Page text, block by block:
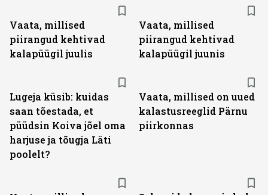
Vaata, millised
piirangud kehtivad
kalapüügil juulis
Vaata, millised
piirangud kehtivad
kalapüügil juunis
Lugeja küsib: kuidas
saan tõestada, et
püüdsin Koiva jõel oma
harjuse ja tõugja Läti
poolelt?
Vaata, millised on uued
kalastusreeglid Pärnu
piirkonnas